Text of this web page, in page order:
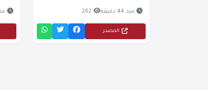
منذ 44 دقيقة 262
المصدر
منذ